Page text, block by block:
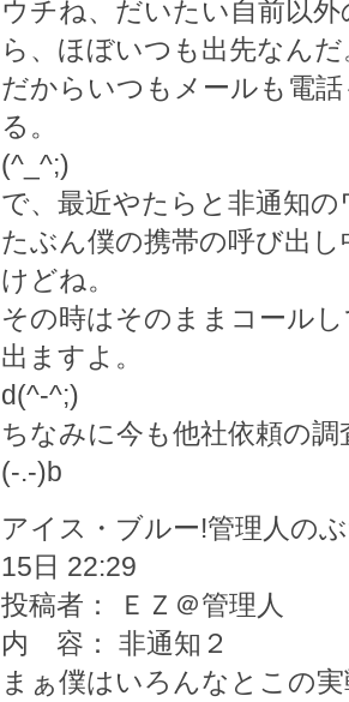
ウチね、だいたい自前以
ら、ほぼいつも出先なんだ
だからいつもメールも電
る。
(^_^;)
で、最近やたらと非通知
たぶん僕の携帯の呼び出
けどね。
その時はそのままコール
出ますよ。
d(^-^;)
ちなみに今も他社依頼の
(-.-)b
アイス・ブルー!管理人の
15日 22:29
投稿者： ＥＺ＠管理人
内 容： 非通知２
まぁ僕はいろんなとこの